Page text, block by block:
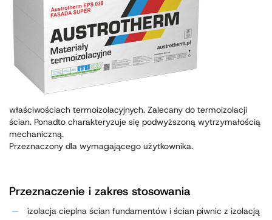
właściwościach termoizolacyjnych. Zalecany do termoizolacji
ścian. Ponadto charakteryzuje się podwyższoną wytrzymałością
mechaniczną.
Przeznaczony dla wymagającego użytkownika.
Przeznaczenie i zakres stosowania
izolacja cieplna ścian fundamentów i ścian piwnic z izolacją